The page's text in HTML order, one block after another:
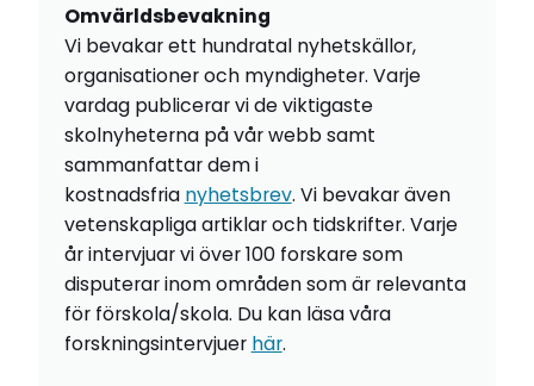
Omvärldsbevakning
Vi bevakar ett hundratal nyhetskällor,
organisationer och myndigheter. Varje
vardag publicerar vi de viktigaste
skolnyheterna på vår webb samt
sammanfattar dem i
kostnadsfria nyhetsbrev. Vi bevakar även
vetenskapliga artiklar och tidskrifter. Varje
år intervjuar vi över 100 forskare som
disputerar inom områden som är relevanta
för förskola/skola. Du kan läsa våra
forskningsintervjuer här.